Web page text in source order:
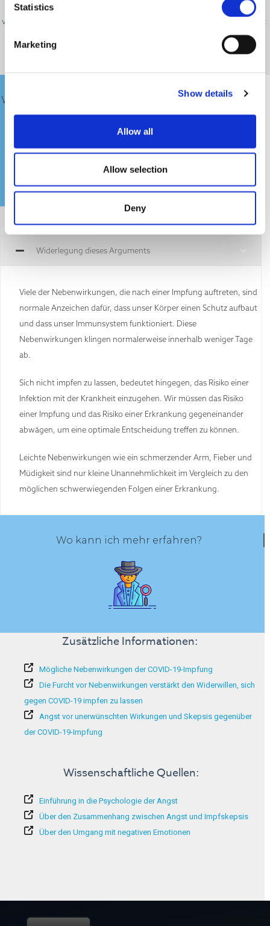
Statistics
Marketing
Show details
Allow all
Allow selection
Deny
Nebenwirkungen wie Fieber und Müdigkeit sind durchaus üblich. Es ist
verständlich, dass Menschen diese Unannehmlichkeiten am liebsten ganz
Was könnte ich zu einer Person sagen, die sich auf
diese Überzeugung versteift hat?
Allgemeine Bestätigung
Widerlegung dieses Arguments
Viele der Nebenwirkungen, die nach einer Impfung auftreten, sind
normale Anzeichen dafür, dass unser Körper einen Schutz aufbaut
und dass unser Immunsystem funktioniert. Diese
Nebenwirkungen klingen normalerweise innerhalb weniger Tage
ab.
Sich nicht impfen zu lassen, bedeutet hingegen, das Risiko einer
Infektion mit der Krankheit einzugehen. Wir müssen das Risiko
einer Impfung und das Risiko einer Erkrankung gegeneinander
abwägen, um eine optimale Entscheidung treffen zu können.
Leichte Nebenwirkungen wie ein schmerzender Arm, Fieber und
Müdigkeit sind nur kleine Unannehmlichkeit im Vergleich zu den
möglichen schwerwiegenden Folgen einer Erkrankung.
Wo kann ich mehr erfahren?
Zusätzliche Informationen:
Mögliche Nebenwirkungen der COVID-19-Impfung
Die Furcht vor Nebenwirkungen verstärkt den Widerwillen, sich
gegen COVID-19 impfen zu lassen
Angst vor unerwünschten Wirkungen und Skepsis gegenüber
der COVID-19-Impfung
Wissenschaftliche Quellen:
Einführung in die Psychologie der Angst
Über den Zusammenhang zwischen Angst und Impfskepsis
Über den Umgang mit negativen Emotionen